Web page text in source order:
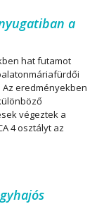
a
hat futamot
Az eredményekben
végeztek a
4 osztályt az